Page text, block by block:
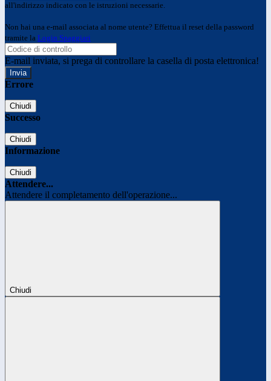
all'indirizzo indicato con le istruzioni necessarie.
Non hai una e-mail associata al nome utente? Effettua il reset della password
tramite la Login Spaggiari
E-mail inviata, si prega di controllare la casella di posta elettronica!
Errore
Chiudi
Successo
Chiudi
Informazione
Chiudi
Attendere...
Attendere il completamento dell'operazione...
Chiudi